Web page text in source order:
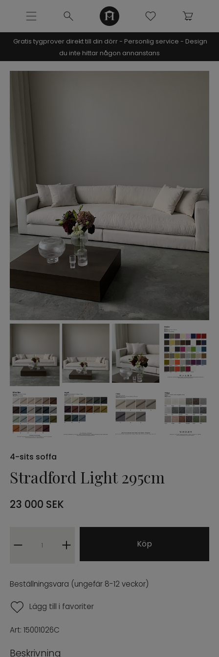
NOOMI x KRISTIN
SOFFOR
Divansoffor
Soffor under 200cm
Stradford Serie
Stradford Light
Stradford x Hillehem
Copenhagen
Capri soffa x Louise Hjorth
MÖBLER
INREDNING
URBAN COLLECTION
NÒRE COLLECTION
ARCHIVE SALE
PROFFESIONAL B2B
Gratis tygprover direkt till din dörr - Personlig service - Design
du inte hittar någon annanstans
4-sits soffa
Stradford Light 295cm
23 000 SEK
Köp
Beställningsvara (ungefär 8-12 veckor)
Lägg till i favoriter
Art: 15001026C
Beskrivning